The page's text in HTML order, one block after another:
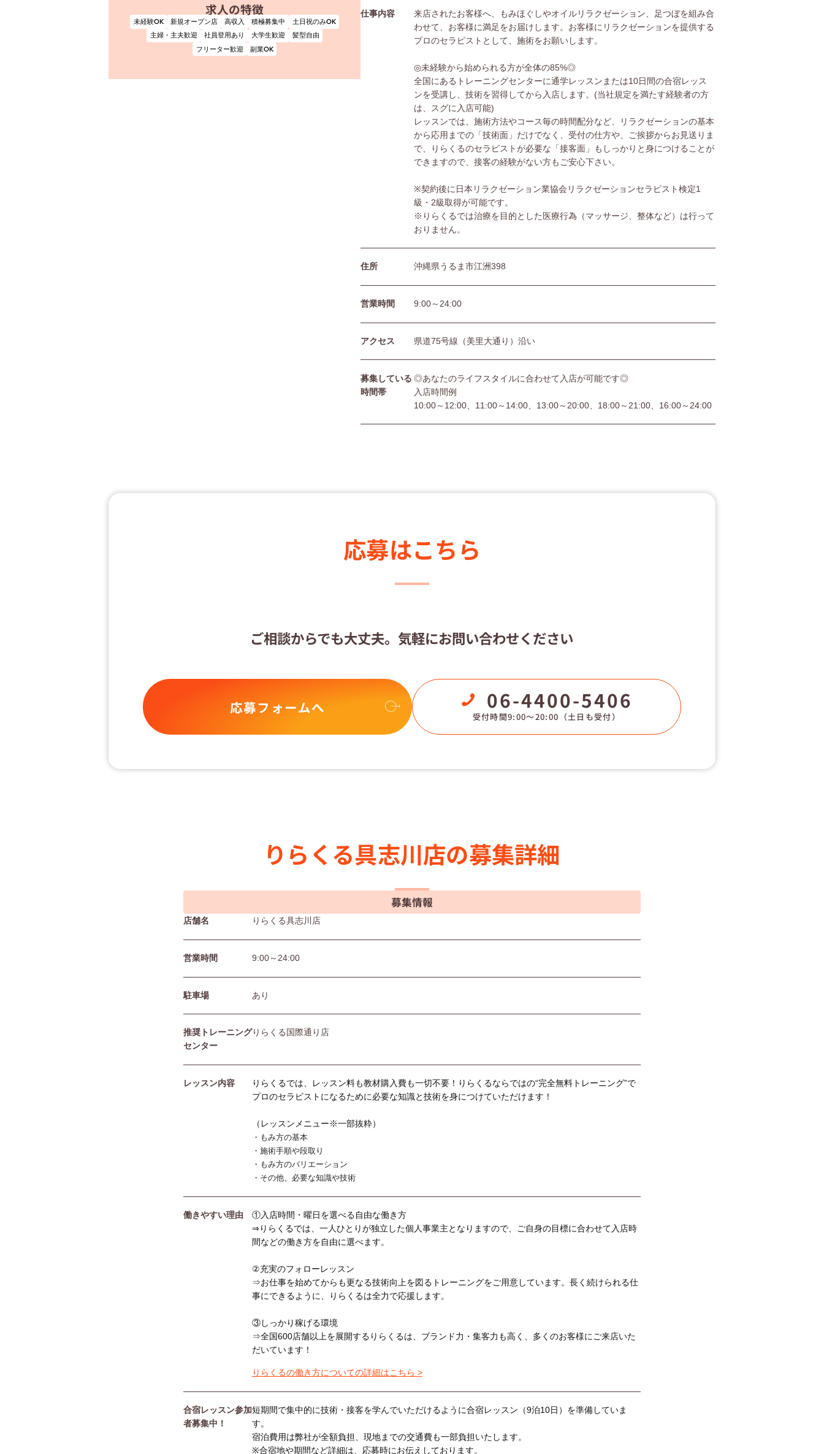
求人の特徴
未経験OK 新規オープン店 高収入 積極募集中
土日祝のみOK
主婦・主夫歓迎
社員登用あり 大学生歓迎
髪型自由
フリーター歓迎
副業OK
仕事内容
来店されたお客様へ、もみほぐしやオイルリラクゼーション、足つぼを組み合
わせて、お客様に満足をお届けします。お客様にリラクゼーションを提供する
プロのセラピストとして、施術をお願いします。
◎未経験から始められる方が全体の85%◎
全国にあるトレーニングセンターに通学レッスンまたは10日間の合宿レッス
ンを受講し、技術を習得してから入店します。(当社規定を満たす経験者の方
は、スグに入店可能)
レッスンでは、施術方法やコース毎の時間配分など、リラクゼーションの基本
から応用までの「技術面」だけでなく、受付の仕方や、ご挨拶からお見送りま
で、りらくるのセラピストが必要な「接客面」もしっかりと身につけることが
できますので、接客の経験がない方もご安心下さい。
※契約後に日本リラクゼーション業協会リラクゼーションセラピスト検定1
級・2級取得が可能です。
※りらくるでは治療を目的とした医療行為（マッサージ、整体など）は行って
おりません。
住所 沖縄県うるま市江洲398
営業時間 9:00～24:00
アクセス 県道75号線（美里大通り）沿い
募集している
時間帯
◎あなたのライフスタイルに合わせて入店が可能です◎
入店時間例
10:00～12:00、11:00～14:00、13:00～20:00、18:00～21:00、16:00～24:00
応募はこちら
ご相談からでも大丈夫。気軽にお問い合わせください
応募フォームへ 06-4400-5406
受付時間9:00〜20:00 （土日も受付）
りらくる具志川店の募集詳細
募集情報
店舗名 りらくる具志川店
営業時間 9:00～24:00
駐⾞場 あり
推奨トレーニング
センター
りらくる国際通り店
レッスン内容
りらくるでは、レッスン料も教材購入費も一切不要！りらくるならではの“完全無料トレーニング”で
プロのセラピストになるために必要な知識と技術を身につけていただけます！
（レッスンメニュー※一部抜粋）
・もみ方の基本
・施術手順や段取り
・もみ方のバリエーション
・その他、必要な知識や技術
働きやすい理由
①入店時間・曜日を選べる自由な働き方
⇒りらくるでは、一人ひとりが独立した個人事業主となりますので、ご自身の目標に合わせて入店時
間などの働き方を自由に選べます。
②充実のフォローレッスン
⇒お仕事を始めてからも更なる技術向上を図るトレーニングをご用意しています。長く続けられる仕
事にできるように、りらくるは全力で応援します。
③しっかり稼げる環境
⇒全国600店舗以上を展開するりらくるは、ブランド力・集客力も高く、多くのお客様にご来店いた
だいています！
りらくるの働き方についての詳細はこちら >
合宿レッスン参加
者募集中！
短期間で集中的に技術・接客を学んでいただけるように合宿レッスン（9泊10日）を準備していま
す。
宿泊費用は弊社が全額負担、現地までの交通費も一部負担いたします。
※合宿地や期間など詳細は、応募時にお伝えしております。